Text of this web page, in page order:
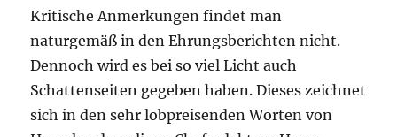
Kritische Anmerkungen findet man
naturgemäß in den Ehrungsberichten nicht.
Dennoch wird es bei so viel Licht auch
Schattenseiten gegeben haben. Dieses zeichnet
sich in den sehr lobpreisenden Worten von